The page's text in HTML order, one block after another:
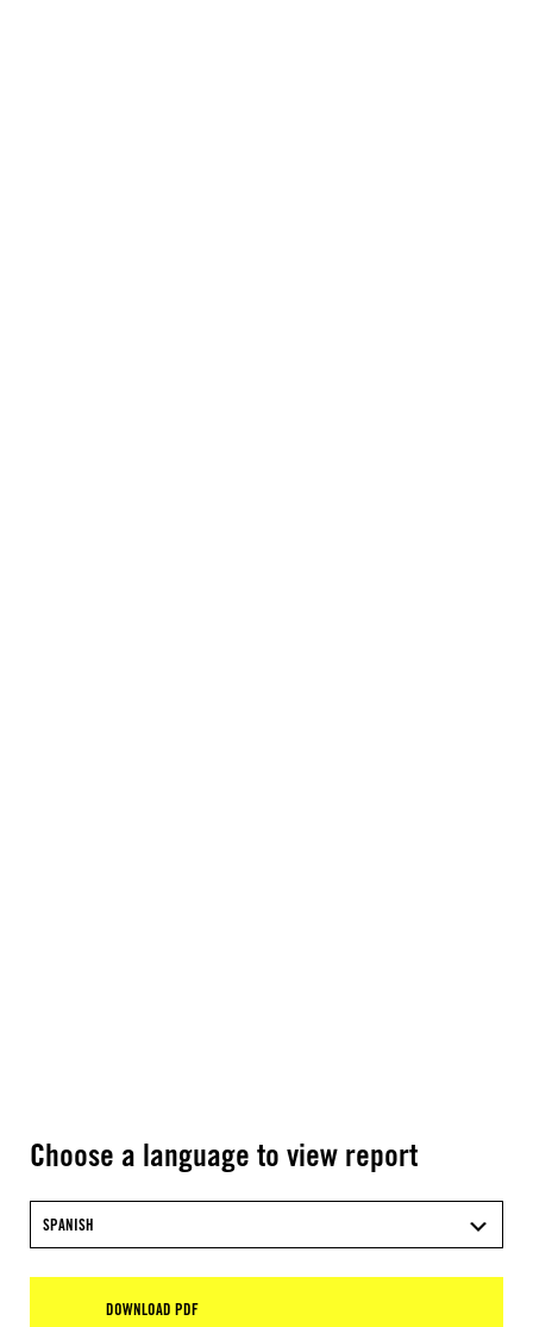
Choose a language to view report
SPANISH
DOWNLOAD PDF